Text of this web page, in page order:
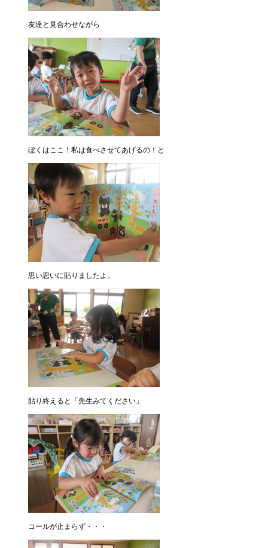
友達と見合わせながら
ぼくはここ！私は食べさせてあげるの！と
思い思いに貼りましたよ。
貼り終えると「先生みてください」
コールが止まらず・・・